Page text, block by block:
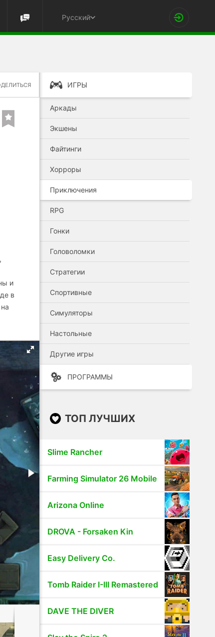
Русский
и
в
ИГРЫ
Аркады
Экшены
Файтинги
Хорроры
Приключения
RPG
Гонки
Головоломки
Стратегии
Спортивные
Симуляторы
Настольные
Другие игры
ПРОГРАММЫ
ТОП ЛУЧШИХ
Slime Rancher
Farming Simulator 26 Mobile
Arizona Online
DROVA - Forsaken Kin
Easy Delivery Co.
Tomb Raider I-III Remastered
DAVE THE DIVER